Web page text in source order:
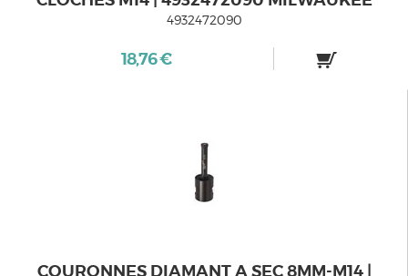
4932472090
18,76 €
COURONNES DIAMANT A SEC 8MM-M14 |